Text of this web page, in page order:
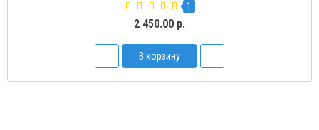
2
1 500.00 р.
В корзину